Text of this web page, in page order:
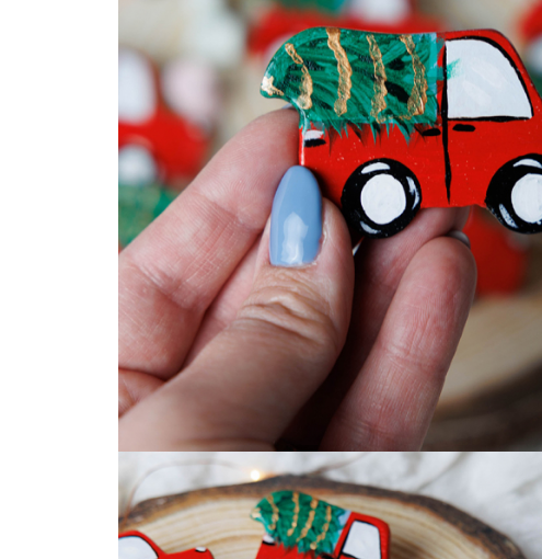
Plicuri pentru bani Botez
Accesorii și decor botez
Toppers Candy bar
Trusouri botez
Etichete marturii botez